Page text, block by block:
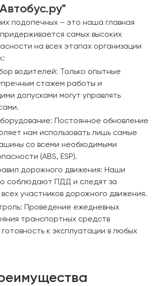
подопечных – это наша главная
самых высоких
на всех этапах организации
водителей: Только опытные
стажем работы и
допусками могут управлять
Постоянное обновление
нам использовать лишь самые
со всеми необходимыми
(ABS, ESP).
дорожного движения: Наши
соблюдают ПДД и следят за
участников дорожного движения.
Проведение ежедневных
транспортных средств
к эксплуатации в любых